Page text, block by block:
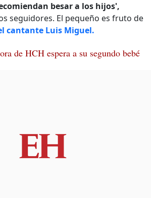
besar a los hijos',
seguidores. El pequeño es fruto de
cantante Luis Miguel.
de HCH espera a su segundo bebé